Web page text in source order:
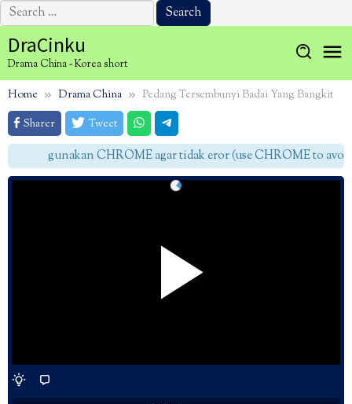
Search
for:
to
content
DraCinku
Drama China - Korea short
Home Drama China
Pedang Tersembunyi Badai Yang Bangkit
Sharer
Tweet
gunakan CHROME agar tidak eror (use CHROME to avoid